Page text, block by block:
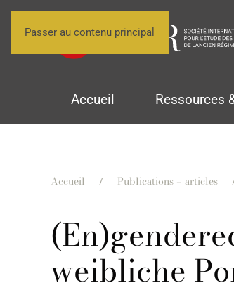
Passer au contenu principal
Accueil Ressources
Accueil Publications – articles
weibliche